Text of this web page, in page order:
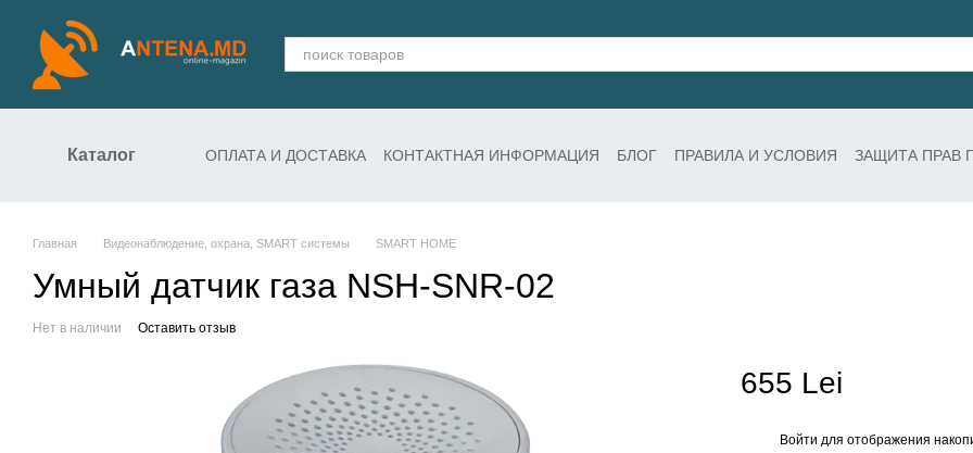
Перейти к основному контенту
Каталог ОПЛАТА И ДОСТАВКА КОНТАКТНАЯ ИНФОРМАЦИЯ БЛОГ ПРАВИЛА И УСЛОВИЯ
ЗАЩИТА ПРАВ
Главная Видеонаблюдение, охрана, SMART системы SMART HOME
Умный датчик газа NSH-SNR-02
Нет в наличии Оставить отзыв
655 Lei
Войти для отображения